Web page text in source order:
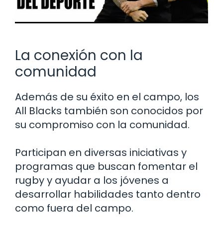
La conexión con la
comunidad
Además de su éxito en el campo, los
All Blacks también son conocidos por
su compromiso con la comunidad.
Participan en diversas iniciativas y
programas que buscan fomentar el
rugby y ayudar a los jóvenes a
desarrollar habilidades tanto dentro
como fuera del campo.